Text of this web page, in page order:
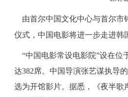
由首尔中国文化中心与首尔市
仪式，中国电影将进一步走进韩
“中国电影常设电影院”设在位
达382席。中国导演张艺谋执导
选为开馆影片。据悉，《夜半歌